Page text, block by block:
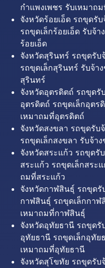
กำแพงเพชร รับเหมาถ
จังหวัดร้อยเอ็ด รถขุดรั
รถขุดเล็กร้อยเอ็ด รับจ้
ร้อยเอ็ด
จังหวัดสุรินทร์ รถขุดรับ
รถขุดเล็กสุรินทร์ รับจ้า
สุรินทร์
จังหวัดอุตรดิตถ์ รถขุดรั
อุตรดิตถ์ รถขุดเล็กอุตร
เหมาถมที่อุตรดิตถ์
จังหวัดสงขลา รถขุดรับ
รถขุดเล็กสงขลา รับจ้า
จังหวัดสระแก้ว รถขุดรั
สระแก้ว รถขุดเล็กสระ
ถมที่สระแก้ว
จังหวัดกาฬสินธุ์ รถขุดรั
กาฬสินธุ์ รถขุดเล็กกา
เหมาถมที่กาฬสินธุ์
จังหวัดอุทัยธานี รถขุดรั
อุทัยธานี รถขุดเล็กอุทัย
เหมาถมที่อุทัยธานี
จังหวัดสุโขทัย รถขุดรับ